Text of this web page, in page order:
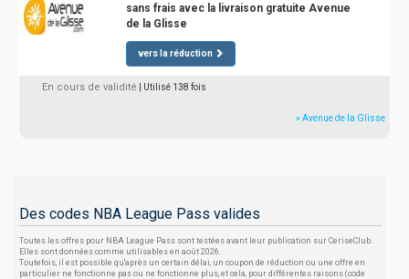
sans frais avec la livraison gratuite Avenue
de la Glisse
vers la réduction
En cours de validité | Utilisé 138 fois
» Avenue de la Glisse
Des codes NBA League Pass valides
Toutes les offres pour NBA League Pass sont testées avant leur publication sur CeriseClub.
Elles sont données comme utilisables en août 2026.
Toutefois, il est possible qu'après un certain délai, un coupon de réduction ou une offre en
particulier ne fonctionne pas ou ne fonctionne plus, et cela, pour différentes raisons (code